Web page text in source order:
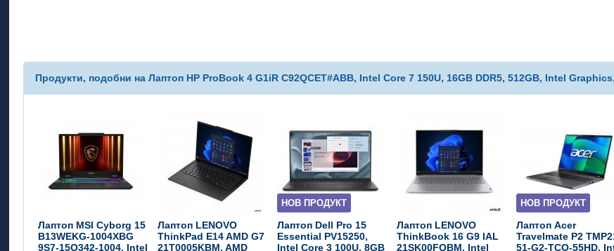
Продукти, подобни на Лаптоп HP ProBook 4 G1iR C92QCET#ABB, Intel Core 7 150U, 16GB DDR5, 512GB, Intel
Лаптоп MSI Cyborg 15
B13WEKG-1004XBG
9S7-15Q342-1004, Intel
Лаптоп LENOVO
ThinkPad E14 AMD G7
21T0005KBM, AMD
НОВ ПРОДУКТ
Лаптоп Dell Pro 15
Essential PV15250,
Intel Core 3 100U, 8GB
Лаптоп LENOVO
ThinkBook 16 G9 IAL
21SK00FQBM, Intel
НОВ ПРОДУКТ
Лаптоп Acer
Travelmate P2
51-G2-TCO-55HD,